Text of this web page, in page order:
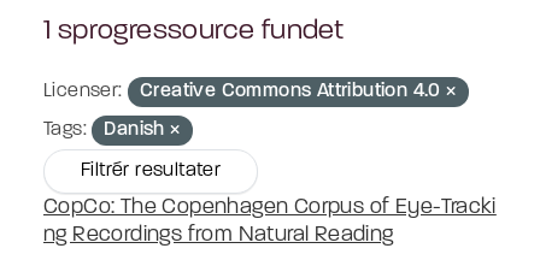
1 sprogressource fundet
Licenser:
Creative Commons Attribution 4.0
Tags:
Danish
Filtrér resultater
CopCo: The Copenhagen Corpus of Eye-Tracki
ng Recordings from Natural Reading